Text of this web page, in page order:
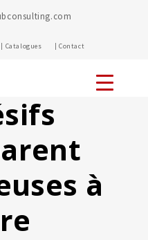
Catalogues | Contact
à